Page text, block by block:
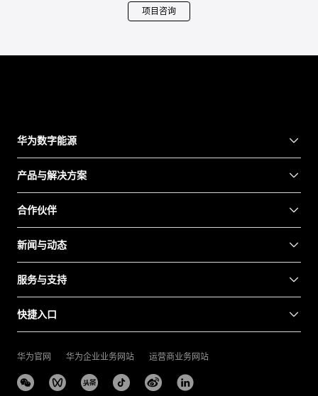
项目咨询
华为数字能源
产品与解决方案
合作伙伴
新闻与动态
服务与支持
快捷入口
华为官网 华为企业业务网站 运营商业务网站